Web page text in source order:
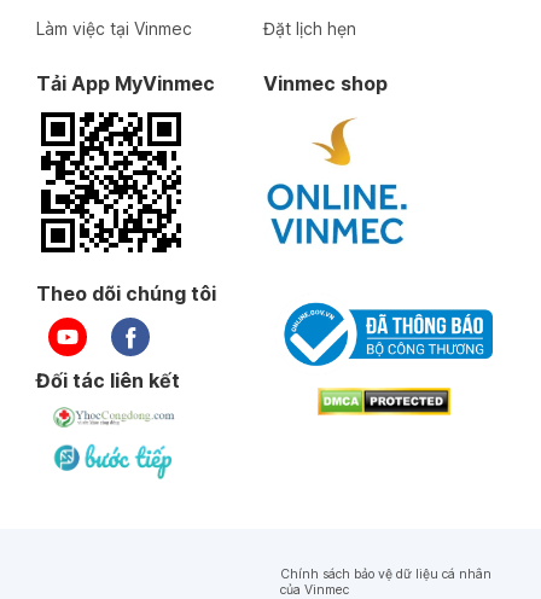
Làm việc tại Vinmec
Đặt lịch hẹn
Tải App MyVinmec Vinmec shop
Theo dõi chúng tôi
Đối tác liên kết
Chính sách bảo vệ dữ liệu cá nhân
của Vinmec